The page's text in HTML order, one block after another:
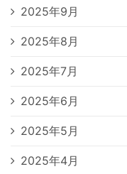
2025年9月
2025年8月
2025年7月
2025年6月
2025年5月
2025年4月